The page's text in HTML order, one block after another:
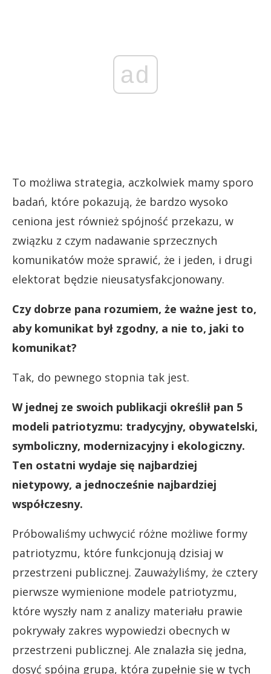
ad
To możliwa strategia, aczkolwiek mamy sporo
badań, które pokazują, że bardzo wysoko
ceniona jest również spójność przekazu, w
związku z czym nadawanie sprzecznych
komunikatów może sprawić, że i jeden, i drugi
elektorat będzie nieusatysfakcjonowany.
Czy dobrze pana rozumiem, że ważne jest to,
aby komunikat był zgodny, a nie to, jaki to
komunikat?
Tak, do pewnego stopnia tak jest.
W jednej ze swoich publikacji określił pan 5
modeli patriotyzmu: tradycyjny, obywatelski,
symboliczny, modernizacyjny i ekologiczny.
Ten ostatni wydaje się najbardziej
nietypowy, a jednocześnie najbardziej
współczesny.
Próbowaliśmy uchwycić różne możliwe formy
patriotyzmu, które funkcjonują dzisiaj w
przestrzeni publicznej. Zauważyliśmy, że cztery
pierwsze wymienione modele patriotyzmu,
które wyszły nam z analizy materiału prawie
pokrywały zakres wypowiedzi obecnych w
przestrzeni publicznej. Ale znalazła się jedna,
dosyć spójna grupa, która zupełnie się w tych